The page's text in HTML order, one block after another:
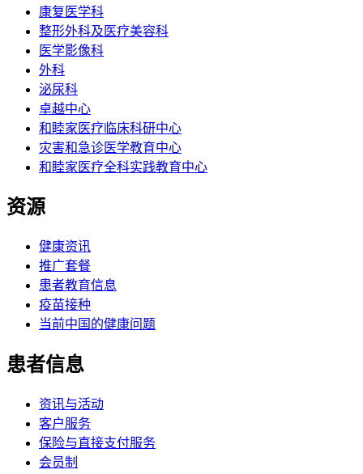
康复医学科
整形外科及医疗美容科
医学影像科
外科
泌尿科
卓越中心
和睦家医疗临床科研中心
灾害和急诊医学教育中心
和睦家医疗全科实践教育中心
资源
健康资讯
推广套餐
患者教育信息
疫苗接种
当前中国的健康问题
患者信息
资讯与活动
客户服务
保险与直接支付服务
会员制